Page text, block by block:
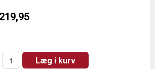
Læg i kurv